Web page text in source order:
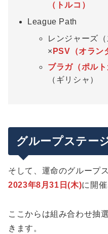
（トルコ）
League Path
レンジャーズ（
× PSV（オラン
ブラガ（ポルト
（ギリシャ）
グループステー
そして、運命のグループ
2023年8月31日(木)に開催
ここからは組み合わせ抽
きます。